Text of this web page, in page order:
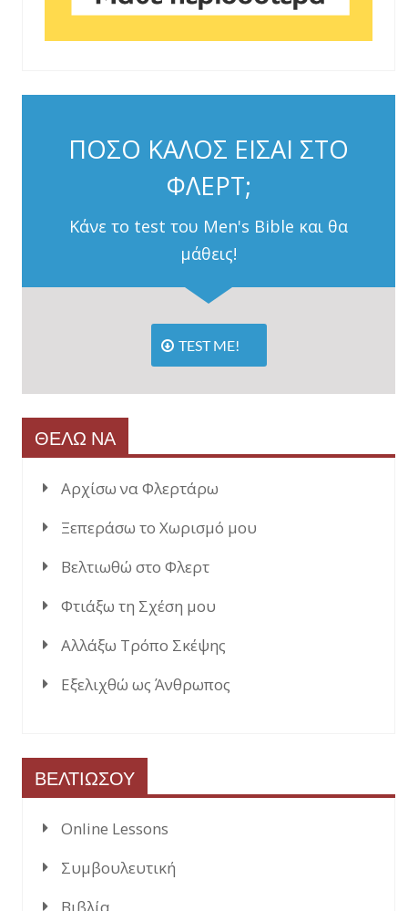
ΠΟΣΟ ΚΑΛΟΣ ΕΙΣΑΙ ΣΤΟ
ΦΛΕΡΤ;
Κάνε το test του Men's Bible και θα
μάθεις!
TEST ME!
ΘΕΛΩ ΝΑ
Αρχίσω να Φλερτάρω
Ξεπεράσω το Χωρισμό μου
Βελτιωθώ στο Φλερτ
Φτιάξω τη Σχέση μου
Αλλάξω Τρόπο Σκέψης
Εξελιχθώ ως Άνθρωπος
ΒΕΛΤΙΩΣΟΥ
Online Lessons
Συμβουλευτική